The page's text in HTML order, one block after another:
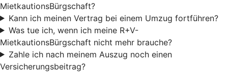
MietkautionsBürgschaft?
Kann ich meinen Vertrag bei einem Umzug fortführen?
Was tue ich, wenn ich meine R+V-
MietkautionsBürgschaft nicht mehr brauche?
Zahle ich nach meinem Auszug noch einen
Versicherungsbeitrag?